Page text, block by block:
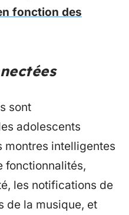
fonction des
sont
adolescents
montres intelligentes
fonctionnalités,
les notifications de
de la musique, et